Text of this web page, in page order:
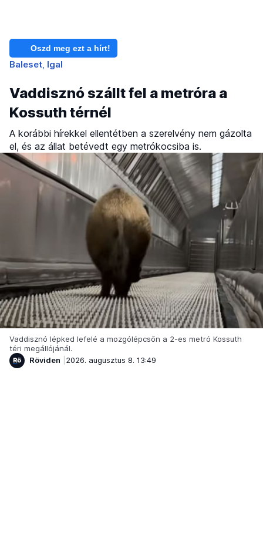
Oszd meg ezt a hírt!
Baleset Igal
Vaddisznó szállt fel a metróra a
Kossuth térnél
A korábbi hírekkel ellentétben a szerelvény nem gázolta
el, és az állat betévedt egy metrókocsiba is.
Vaddisznó lépked lefelé a mozgólépcsőn a 2-es metró Kossuth
téri megállójánál.
Röviden
2026. augusztus 8. 13:49